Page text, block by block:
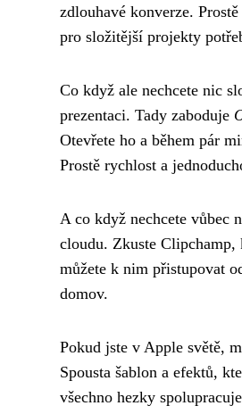
zdlouhavé konverze.
pro složitější projekty
Co když ale nechcete nic
prezentaci. Tady zaboduje
Otevřete ho a během pár
Prostě rychlost a
A co když nechcete vůbec
cloudu. Zkuste
můžete k nim přistupovat
domov.
Pokud jste v Apple světě,
Spousta šablon a efektů,
všechno hezky